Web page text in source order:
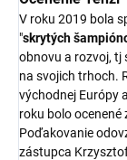
V roku 2019 bola
"skrytých
obnovu a rozvoj, tj
na svojich trhoch.
východnej Európy
roku bolo ocenené
Poďakovanie
zástupca